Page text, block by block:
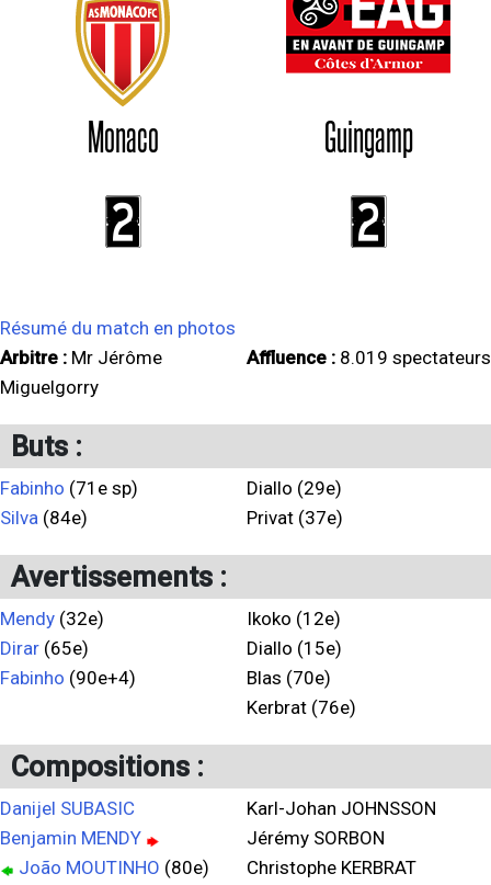
Monaco Guingamp
2 2
Résumé du match en photos
Arbitre : Mr Jérôme
Miguelgorry
Affluence : 8.019 spectateurs
Buts :
Fabinho (71e sp)
Silva (84e)
Diallo (29e)
Privat (37e)
Avertissements :
Mendy (32e)
Dirar (65e)
Fabinho (90e+4)
Ikoko (12e)
Diallo (15e)
Blas (70e)
Kerbrat (76e)
Compositions :
Danijel SUBASIC
Benjamin MENDY
João MOUTINHO (80e)
Karl-Johan JOHNSSON
Jérémy SORBON
Christophe KERBRAT